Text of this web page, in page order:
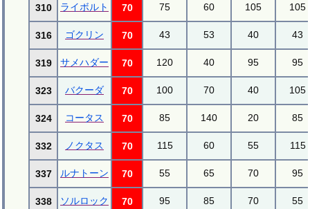
310 ライボルト 70 75 60 105 105
316 ゴクリン 70 43 53 40 43
319 サメハダー 70 120 40 95 95
323 バクーダ 70 100 70 40 105
324 コータス 70 85 140 20 85
332 ノクタス 70 115 60 55 115
337 ルナトーン 70 55 65 70 95
338 ソルロック 70 95 85 70 55